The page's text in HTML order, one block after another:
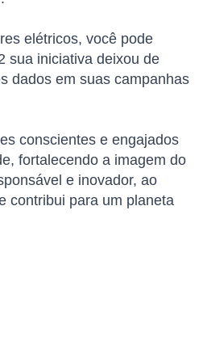
elétricos, você pode
sua iniciativa deixou de
dados em suas campanhas
conscientes e engajados
fortalecendo a imagem do
e inovador, ao
contribui para um planeta